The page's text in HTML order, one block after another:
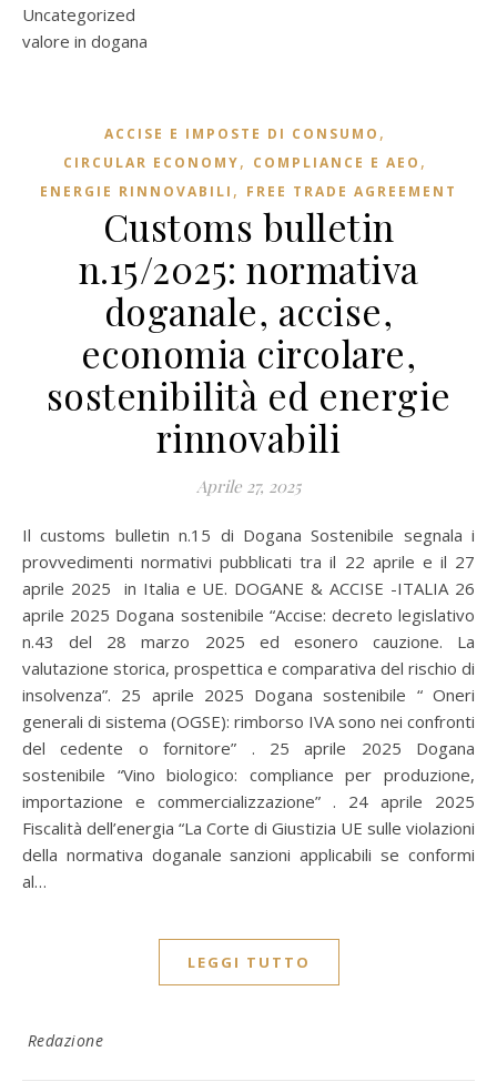
Uncategorized
valore in dogana
ACCISE E IMPOSTE DI CONSUMO ,
CIRCULAR ECONOMY, COMPLIANCE E AEO ,
ENERGIE RINNOVABILI , FREE TRADE AGREEMENT
Customs bulletin
n.15/2025: normativa
doganale, accise,
economia circolare,
sostenibilità ed energie
rinnovabili
Aprile 27, 2025
Il customs bulletin n.15 di Dogana Sostenibile segnala i
provvedimenti normativi pubblicati tra il 22 aprile e il 27
aprile 2025 in Italia e UE. DOGANE & ACCISE -ITALIA 26
aprile 2025 Dogana sostenibile “Accise: decreto legislativo
n.43 del 28 marzo 2025 ed esonero cauzione. La
valutazione storica, prospettica e comparativa del rischio di
insolvenza”. 25 aprile 2025 Dogana sostenibile “ Oneri
generali di sistema (OGSE): rimborso IVA sono nei confronti
del cedente o fornitore” . 25 aprile 2025 Dogana
sostenibile “Vino biologico: compliance per produzione,
importazione e commercializzazione” . 24 aprile 2025
Fiscalità dell’energia “La Corte di Giustizia UE sulle violazioni
della normativa doganale sanzioni applicabili se conformi
al…
LEGGI TUTTO
Redazione